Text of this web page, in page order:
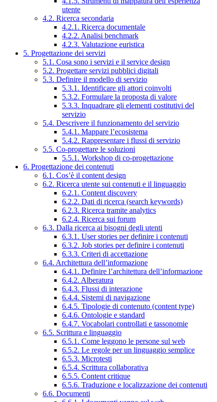
utente
4.2. Ricerca secondaria
4.2.1. Ricerca documentale
4.2.2. Analisi benchmark
4.2.3. Valutazione euristica
5. Progettazione dei servizi
5.1. Cosa sono i servizi e il service design
5.2. Progettare servizi pubblici digitali
5.3. Definire il modello di servizio
5.3.1. Identificare gli attori coinvolti
5.3.2. Formulare la proposta di valore
5.3.3. Inquadrare gli elementi costitutivi del
servizio
5.4. Descrivere il funzionamento del servizio
5.4.1. Mappare l’ecosistema
5.4.2. Rappresentare i flussi di servizio
5.5. Co-progettare le soluzioni
5.5.1. Workshop di co-progettazione
6. Progettazione dei contenuti
6.1. Cos’è il content design
6.2. Ricerca utente sui contenuti e il linguaggio
6.2.1. Content discovery
6.2.2. Dati di ricerca (search keywords)
6.2.3. Ricerca tramite analytics
6.2.4. Ricerca sui forum
6.3. Dalla ricerca ai bisogni degli utenti
6.3.1. User stories per definire i contenuti
6.3.2. Job stories per definire i contenuti
6.3.3. Criteri di accettazione
6.4. Architettura dell’informazione
6.4.1. Definire l’architettura dell’informazione
6.4.2. Alberatura
6.4.3. Flussi di interazione
6.4.4. Sistemi di navigazione
6.4.5. Tipologie di contenuto (content type)
6.4.6. Ontologie e standard
6.4.7. Vocabolari controllati e tassonomie
6.5. Scrittura e linguaggio
6.5.1. Come leggono le persone sul web
6.5.2. Le regole per un linguaggio semplice
6.5.3. Microtesti
6.5.4. Scrittura collaborativa
6.5.5. Content critique
6.5.6. Traduzione e localizzazione dei contenuti
6.6. Documenti